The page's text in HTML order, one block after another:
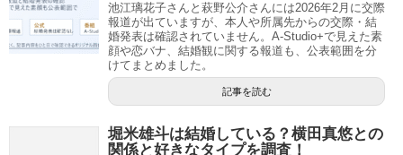
池江璃花子さんと萩野公介さんには2026年2月に交際
報道が出ていますが、本人や所属先からの交際・結
婚発表は確認されていません。A-Studio+で見えた素
顔や恋バナ、結婚観に関する報道も、公表範囲を分
けてまとめました。
記事を読む
堀米雄斗は結婚している？横田真悠との
関係と好きなタイプを調査！